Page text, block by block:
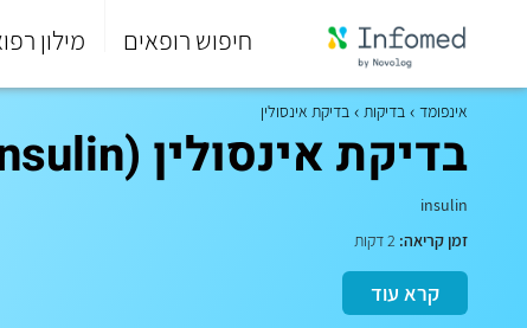
חיפוש רופאים מילון
סוף
התפריט
אינפומד בדיקות בדיקת אינסולין
בדיקת אינסולין (insulin)
insulin
זמן קריאה:
קרא עוד